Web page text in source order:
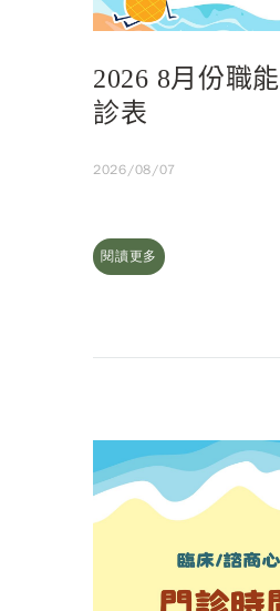
2026 8月份職
診表
2026/08/07
閱讀更多